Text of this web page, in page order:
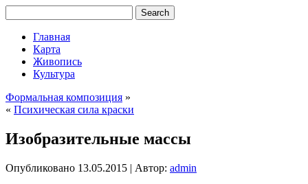
Главная
Карта
Живопись
Культура
Формальная композиция »
« Психическая сила краски
Изобразительные массы
Опубликовано 13.05.2015 | Автор: admin